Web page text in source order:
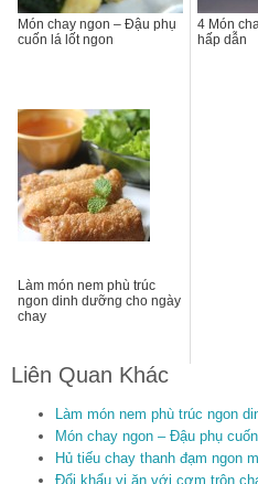
Món chay ngon – Đậu phụ
cuốn lá lốt ngon
4 Món
hấp dẫn
Làm món nem phù trúc
ngon dinh dưỡng cho ngày
chay
Liên Quan Khác
Làm món nem phù trúc ngon
Món chay ngon – Đậu phụ
Hủ tiếu chay thanh đạm ngon
Đổi khẩu vị ăn với cơm trộn